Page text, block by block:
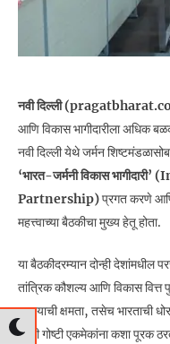
नवी दिल्ली
आणि विकास भागीदारीला अधिक
नवी दिल्ली येथे जर्मन
‘भारत-जर्मनी विकास
Partnership)प्रगत करणे आणि
महत्त्वाच्या बैठकीचा मुख्य हेतू होता.
या बैठकीदरम्यान दोन्ही देशांमधील
तांत्रिक कौशल्य आणि विकास
करण्याची क्षमता, तसेच भारताची
दोन्ही गोष्टी एकमेकांना कशा पूरक